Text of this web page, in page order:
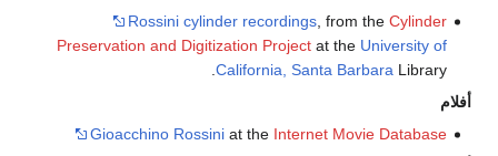
Rossini cylinder recordings, from the Cylinder
Preservation and Digitization Projectat the University of
California, Santa BarbaraLibrary.
أفلام
Gioacchino Rossiniat the Internet Movie Database